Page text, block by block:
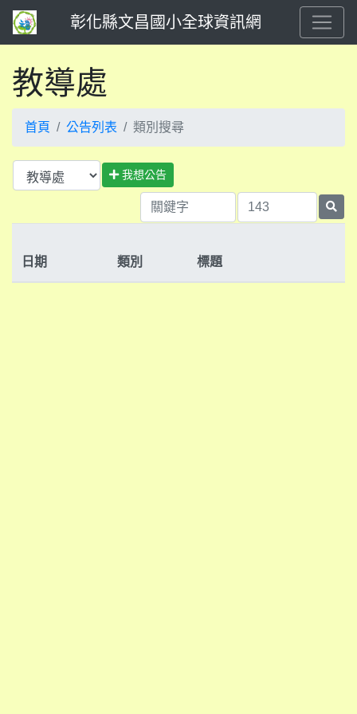
彰化縣文昌國小全球資訊網
教導處
首頁 公告列表 類別搜尋
我想公告
日期 類別 標題